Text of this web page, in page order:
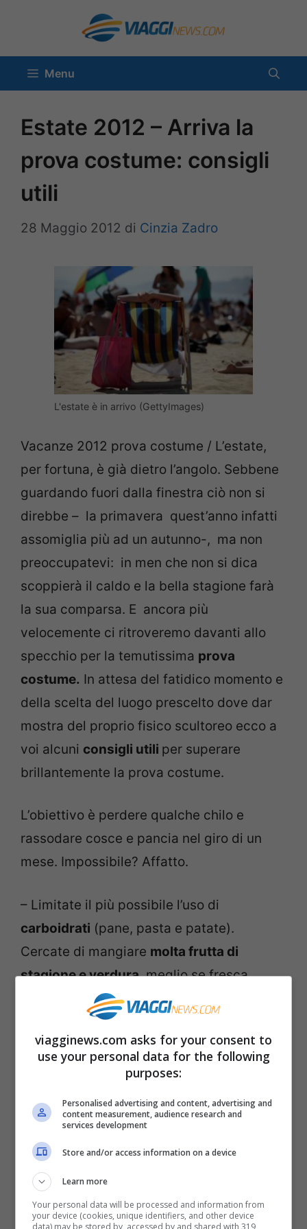
contenuto
Menu
Estate 2012 – Arriva la
prova costume: consigli
utili
28 Maggio 2012 di Cinzia Zadro
L'estate è in arrivo (GettyImages)
Vacanze 2012 prova costume / L’estate,
per fortuna, è già dietro l’angolo. Sebbene
guardando fuori dalla finestra ciò non si
direbbe – la primavera quest’anno infatti
assomiglia più ad un autunno-, ma non
preoccupatevi: in men che non si dica
scoppierà il caldo e la bella stagione farà
la sua comparsa. E ancora più
velocemente ci ritroveremo davanti allo
specchio per la temutissima prova
costume. In attesa del fatidico momento e
della scelta del luogo prescelto dove dar
mostra del proprio fisico scultoreo ecco a
voi alcuni consigli utili per superare
brillantemente la prova costume.
L’obiettivo è perdere qualche chilo e
rassodare cosce e pancia nel giro di un
mese. Impossibile? Affatto.
– Limitate il più possibile l’uso di
carboidrati (pane, pasta e patate).
Cercate di mangiare molta frutta di
stagione e verdura, meglio se fresca.
Carne bianca e pesce (meglio evitare
salmone e trota).
– Bevete abbondante acqua(circa 2 litri al
giorno). Eliminate dalla vostra dieta bibite
– Fate movimento fisico: ogni giorno due
ore di camminata o un’ora di corsa. Fate
esercizi specifici per gli addominali.
Divertitevi con l’hula-op: perfetto per
restituire un giro vita da vespa!
viagginews.com asks for your consent to
use your personal data for the following
purposes:
Personalised advertising and content, advertising and
content measurement, audience research and
services development
Store and/or access information on a device
Learn more
Your personal data will be processed and information from
your device (cookies, unique identifiers, and other device
data) may be stored by, accessed by and shared with 319